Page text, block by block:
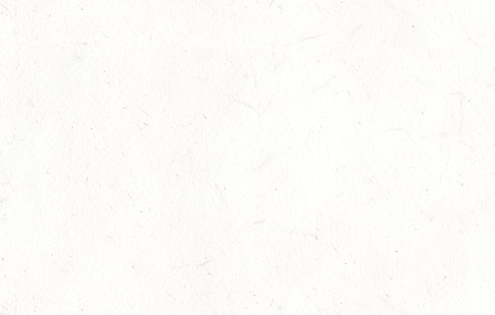
Coronavirus – Auswirkungen auf den